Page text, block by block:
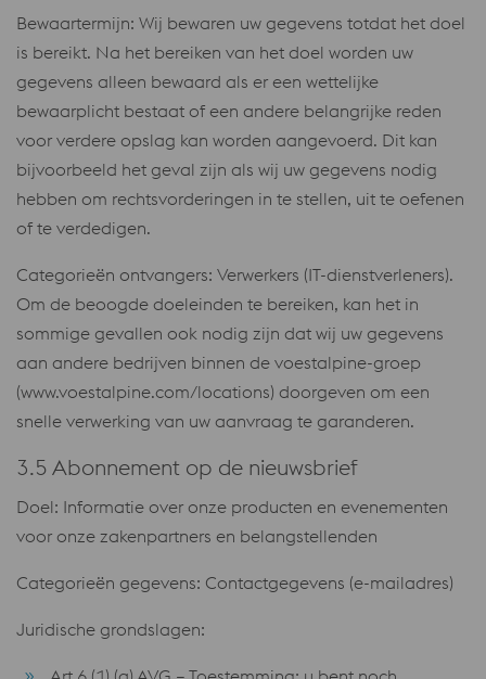
Bewaartermijn: Wij bewaren uw gegevens totdat het doel
is bereikt. Na het bereiken van het doel worden uw
gegevens alleen bewaard als er een wettelijke
bewaarplicht bestaat of een andere belangrijke reden
voor verdere opslag kan worden aangevoerd. Dit kan
bijvoorbeeld het geval zijn als wij uw gegevens nodig
hebben om rechtsvorderingen in te stellen, uit te oefenen
of te verdedigen.
Categorieën ontvangers: Verwerkers (IT-dienstverleners).
Om de beoogde doeleinden te bereiken, kan het in
sommige gevallen ook nodig zijn dat wij uw gegevens
aan andere bedrijven binnen de voestalpine-groep
(www.voestalpine.com/locations) doorgeven om een ​​
snelle verwerking van uw aanvraag te garanderen.
3.5 Abonnement op de nieuwsbrief
Doel: Informatie over onze producten en evenementen
voor onze zakenpartners en belangstellenden
Categorieën gegevens: Contactgegevens (e-mailadres)
Juridische grondslagen: